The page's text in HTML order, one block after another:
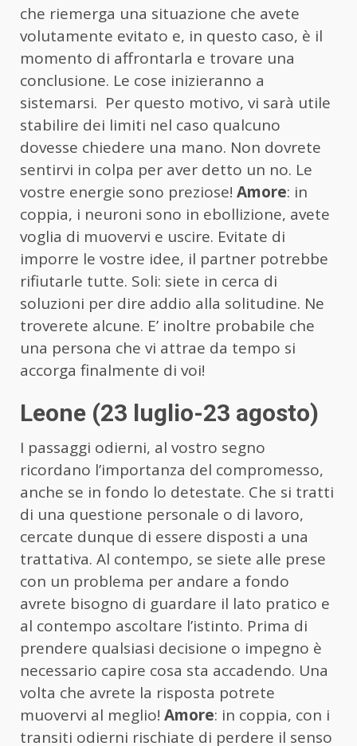
che riemerga una situazione che avete
volutamente evitato e, in questo caso, è il
momento di affrontarla e trovare una
conclusione. Le cose inizieranno a
sistemarsi. Per questo motivo, vi sarà utile
stabilire dei limiti nel caso qualcuno
dovesse chiedere una mano. Non dovrete
sentirvi in colpa per aver detto un no. Le
vostre energie sono preziose! Amore: in
coppia, i neuroni sono in ebollizione, avete
voglia di muovervi e uscire. Evitate di
imporre le vostre idee, il partner potrebbe
rifiutarle tutte. Soli: siete in cerca di
soluzioni per dire addio alla solitudine. Ne
troverete alcune. E’ inoltre probabile che
una persona che vi attrae da tempo si
accorga finalmente di voi!
Leone (23 luglio-23 agosto)
I passaggi odierni, al vostro segno
ricordano l’importanza del compromesso,
anche se in fondo lo detestate. Che si tratti
di una questione personale o di lavoro,
cercate dunque di essere disposti a una
trattativa. Al contempo, se siete alle prese
con un problema per andare a fondo
avrete bisogno di guardare il lato pratico e
al contempo ascoltare l’istinto. Prima di
prendere qualsiasi decisione o impegno è
necessario capire cosa sta accadendo. Una
volta che avrete la risposta potrete
muovervi al meglio! Amore: in coppia, con i
transiti odierni rischiate di perdere il senso